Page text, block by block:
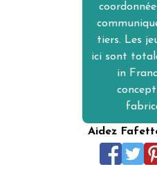
tiers. Les
ici sont
in
Aidez